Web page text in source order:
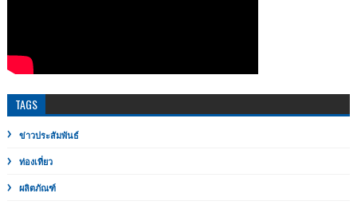
TAGS
ข่าวประสัมพันธ์
ท่องเที่ยว
ผลิตภัณฑ์